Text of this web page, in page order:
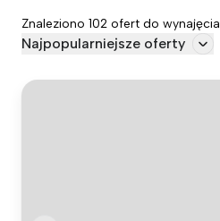
Znaleziono 102 ofert do wynajęcia
Najpopularniejsze oferty